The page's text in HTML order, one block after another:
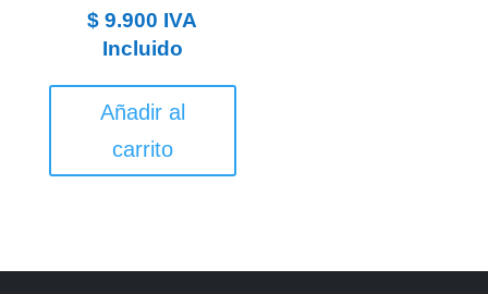
$ 9.900 IVA
Incluido
Añadir al
carrito